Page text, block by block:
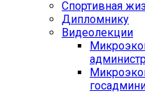
Спортивная
Дипломнику
Видеолекции